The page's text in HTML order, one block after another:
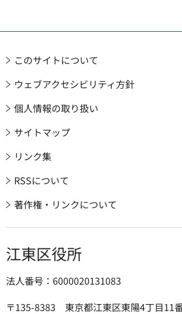
このサイトについて
ウェブアクセシビリティ方針
個人情報の取り扱い
サイトマップ
リンク集
RSSについて
著作権・リンクについて
江東区役所
法人番号：6000020131083
〒135-8383 東京都江東区東陽4丁目11